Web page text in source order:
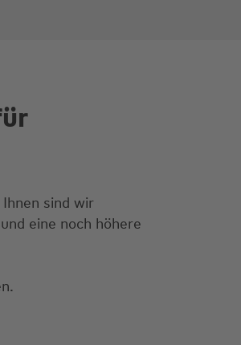
sind wir
eine noch höhere